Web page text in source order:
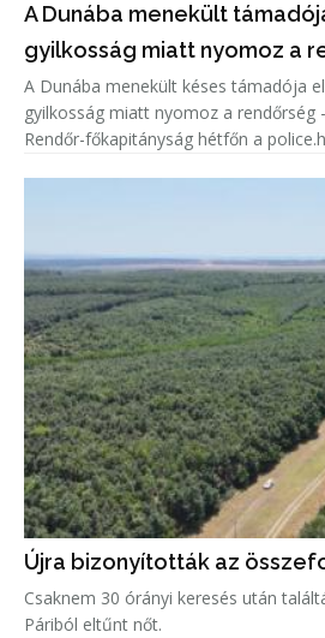
A Dunába menekült
gyilkosság miatt nyomoz a
A Dunába menekült késes támadója
gyilkosság miatt nyomoz a rendőrség
Rendőr-főkapitányság hétfőn a
Újra bizonyították az
Csaknem 30 órányi keresés után
Páriból eltűnt nőt.